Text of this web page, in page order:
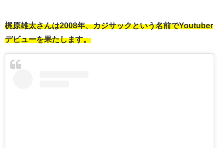
梶原雄太さんは2008年、カジサックという名前でYoutuber
デビューを果たします。